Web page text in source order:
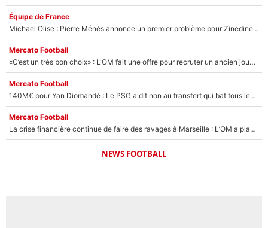
Équipe de France
Michael Olise : Pierre Ménès annonce un premier problème pour Zinedine Zidane en équipe de France
Mercato Football
«C’est un très bon choix» : L'OM fait une offre pour recruter un ancien joueur du PSG... et c'est validé dans l'After Foot !
Mercato Football
140M€ pour Yan Diomandé : Le PSG a dit non au transfert qui bat tous les records sur le mercato
Mercato Football
La crise financière continue de faire des ravages à Marseille : L’OM a placé 12 joueurs sur le marché des transferts… et ça pourrait lui rapporter près de 100M€ !
NEWS FOOTBALL